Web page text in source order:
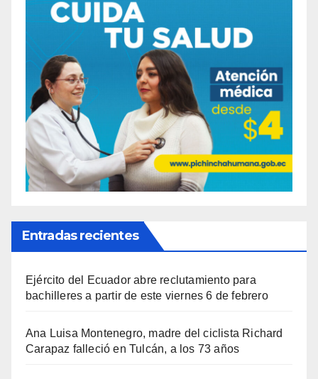
Entradas recientes
Ejército del Ecuador abre reclutamiento para
bachilleres a partir de este viernes 6 de febrero
Ana Luisa Montenegro, madre del ciclista Richard
Carapaz falleció en Tulcán, a los 73 años